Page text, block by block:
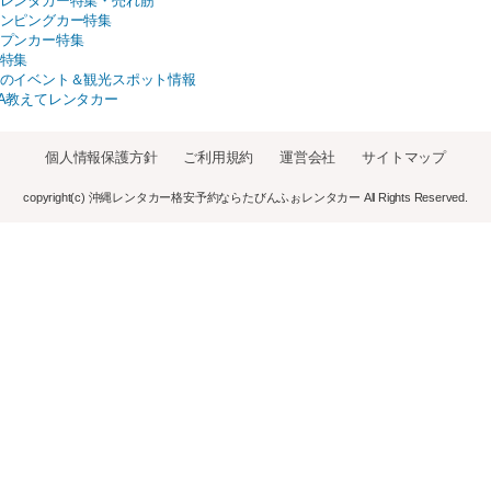
ピングカー特集
ンカー特集
集
イベント＆観光スポット情報
教えてレンタカー
個人情報保護方針 ご利用規約 運営会社 サイトマップ
copyright(c) 沖縄レンタカー格安予約ならたびんふぉレンタカー All Rights Reserved.